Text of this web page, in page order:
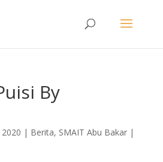
By
| Berita, SMAIT Abu Bakar|